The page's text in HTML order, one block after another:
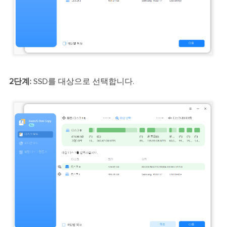
2단계:SSD를 대상으로 선택합니다.